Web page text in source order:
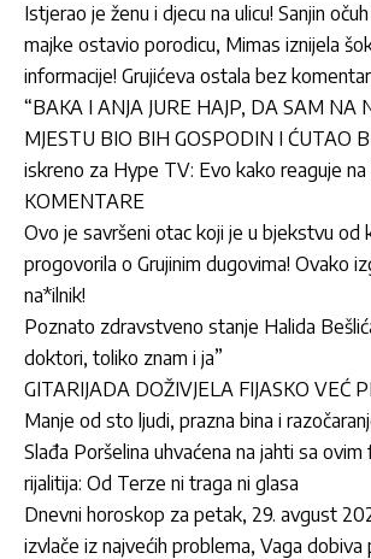
Istjerao je ženu i djecu na ulicu! Sanjin
majke ostavio porodicu, Mimas iznijela
informacije! Grujićeva ostala bez
“BAKA I ANJA JURE HAJP, DA SAM NA
MJESTU BIO BIH GOSPODIN I ĆUTAO
iskreno za Hype TV: Evo kako reaguje na
KOMENTARE
Ovo je savršeni otac koji je u bjekstvu od
progovorila o Grujinim dugovima! Ovako
na*ilnik!
Poznato zdravstveno stanje Halida
doktori, toliko znam i ja”
GITARIJADA DOŽIVJELA FIJASKO VEĆ
Manje od sto ljudi, prazna bina i
Slađa Poršelina uhvaćena na jahti sa
rijalitija: Od Terze ni traga ni glasa
Dnevni horoskop za petak, 29. avgust
izvlače iz najvećih problema, Vaga dobiva